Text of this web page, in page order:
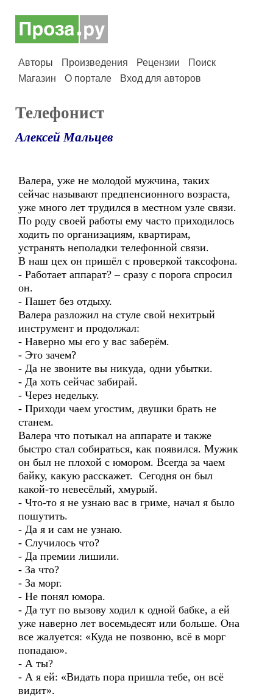
Авторы Произведения Рецензии
Поиск
Магазин
О портале Вход для авторов
Телефонист
Алексей Мальцев
Валера, уже не молодой мужчина, таких
сейчас называют предпенсионного возраста,
уже много лет трудился в местном узле связи.
По роду своей работы ему часто приходилось
ходить по организациям, квартирам,
устранять неполадки телефонной связи.
В наш цех он пришёл с проверкой таксофона.
- Работает аппарат? – сразу с порога спросил
он.
- Пашет без отдыху.
Валера разложил на стуле свой нехитрый
инструмент и продолжал:
- Наверно мы его у вас заберём.
- Это зачем?
- Да не звоните вы никуда, одни убытки.
- Да хоть сейчас забирай.
- Через недельку.
- Приходи чаем угостим, двушки брать не
станем.
Валера что потыкал на аппарате и также
быстро стал собираться, как появился. Мужик
он был не плохой с юмором. Всегда за чаем
байку, какую расскажет. Сегодня он был
какой-то невесёлый, хмурый.
- Что-то я не узнаю вас в гриме, начал я было
пошутить.
- Да я и сам не узнаю.
- Случилось что?
- Да премии лишили.
- За что?
- За морг.
- Не понял юмора.
- Да тут по вызову ходил к одной бабке, а ей
уже наверно лет восемьдесят или больше. Она
все жалуется: «Куда не позвоню, всё в морг
попадаю».
- А ты?
- А я ей: «Видать пора пришла тебе, он всё
видит».